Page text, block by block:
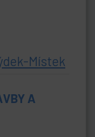
Místek
A